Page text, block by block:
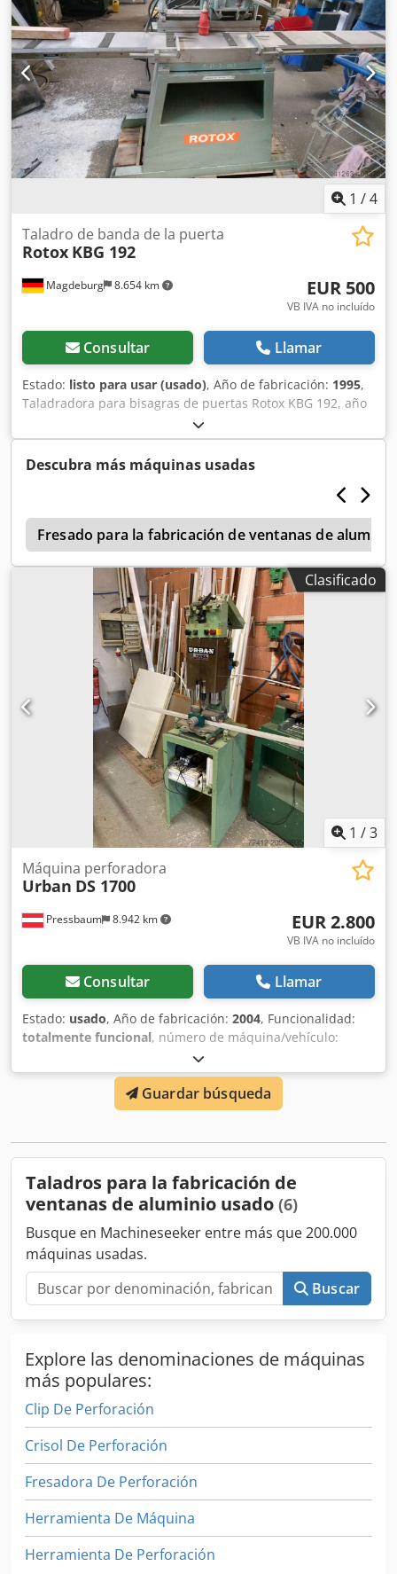
1 /4
Magdeburg 8.654 km
Taladro de banda de la puerta
Rotox KBG 192
EUR 500
VB IVA no incluído
Consultar Llamar
Estado: listo para usar (usado), Año de fabricación: 1995,
Taladradora para bisagras de puertas Rotox KBG 192, año
de fabricación 1995, con mesa deslizante de 3 metros.
Chjdjd R S Hnspfx Aavea
Descubra más máquinas usadas
Fresado para la fabricación de ventanas de aluminio
Clasificado
1 /3
Pressbaum 8.942 km
Máquina perforadora
Urban DS 1700
EUR 2.800
VB IVA no incluído
Consultar Llamar
Estado: usado, Año de fabricación: 2004, Funcionalidad:
totalmente funcional, número de máquina/vehículo:
, Descripción Para el
mecanizado de perfiles de PVC y aluminio, especialmente
indicado para la fabricación de marcos de ventanas y
puertas Tipo: Atornillador estacionario / unidad de
de aplicación: Atornillado de refuerzos en perfiles plásticos
automática de tornillos Unidad de avance con desconexión
automática de profundidad Activación por pedal para un
trabajo ergonómico Control neumático integrado para un
diseño compacto Tolva de acero inoxidable para una larga
vida útil
Guardar búsqueda
Taladros para la fabricación de
ventanas de aluminio usado (6)
Busque en Machineseeker entre más que 200.000
máquinas usadas.
Buscar
Explore las denominaciones de máquinas
más populares:
Clip De Perforación
Crisol De Perforación
Fresadora De Perforación
Herramienta De Máquina
Herramienta De Perforación